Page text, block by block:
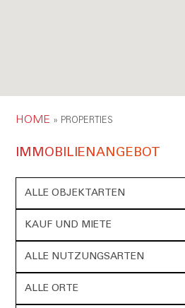
HOME » PROPERTIES
IMMOBILIEN­ANGEBOT
ALLE OBJEKTARTEN
KAUF UND MIETE
ALLE NUTZUNGSARTEN
ALLE ORTE